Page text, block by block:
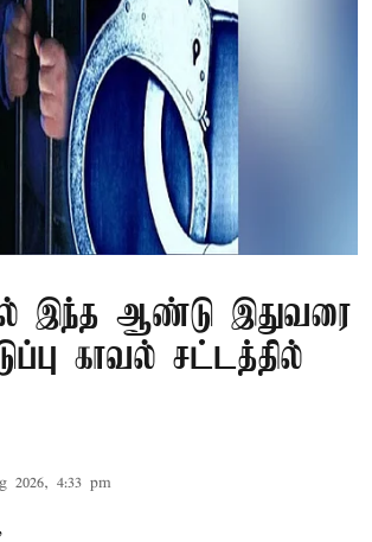
இந்த ஆண்டு இதுவரை
காவல் சட்டத்தில்
2026, 4:33 pm